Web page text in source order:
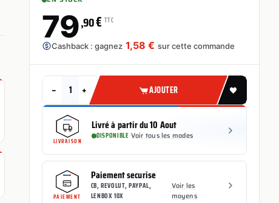
79,90€ TTC
Cashback : gagnez 1,58 € sur cette commande
− + AJOUTER
LIVRAISON
Livré à partir du 10 Aout
DISPONIBLE·Voir tous les modes
PAIEMENT
Paiement securise
CB, REVOLUT, PAYPAL,
LENBOX 10X
·Voir les
moyens